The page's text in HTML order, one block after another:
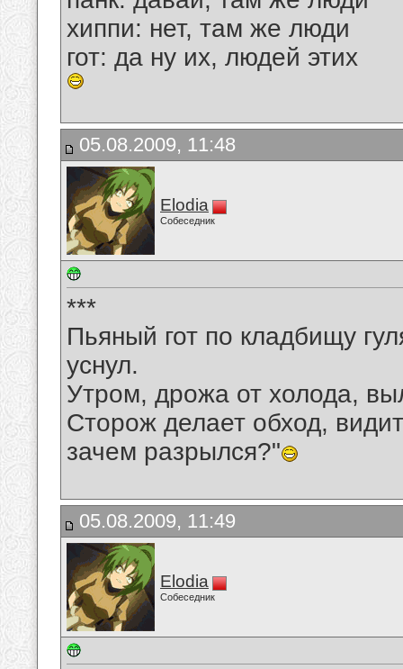
хиппи: нет, там же люди
гот: да ну их, людей этих
05.08.2009, 11:48
Elodia
Собеседник
***
Пьяный гот по кладбищу
уснул.
Утром, дрожа от холода,
Сторож делает обход,
зачем разрылся?"
05.08.2009, 11:49
Elodia
Собеседник